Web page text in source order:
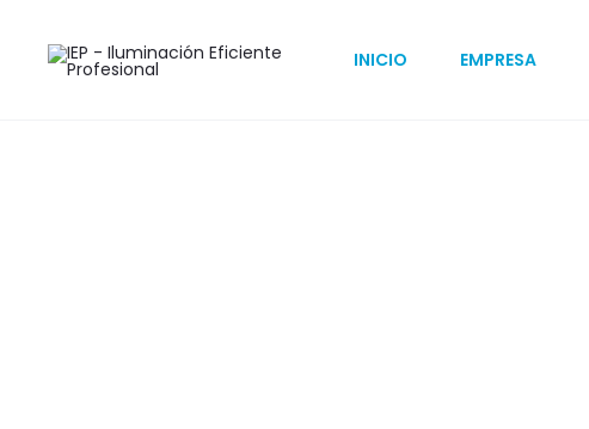
INICIO EMPRESA
Inicio Telegestión y Domótica